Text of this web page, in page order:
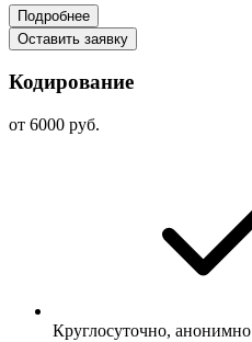
Подробнее
Оставить заявку
Кодирование
от 6000 руб.
Круглосуточно, анонимно